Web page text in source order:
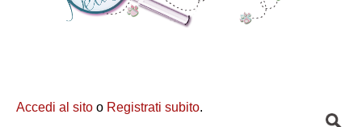
Accedi al sito o Registrati subito.